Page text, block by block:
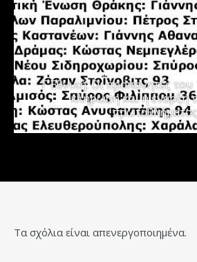
Γ΄ Εθνική: Οι προπονητές
κλήρωση και η έναρξη
πρωταθλήματος
Τα σχόλια είναι απενεργοποιημένα.